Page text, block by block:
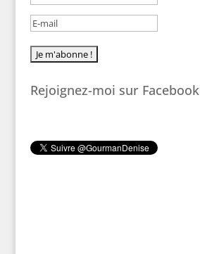
Rejoignez-moi sur Facebook